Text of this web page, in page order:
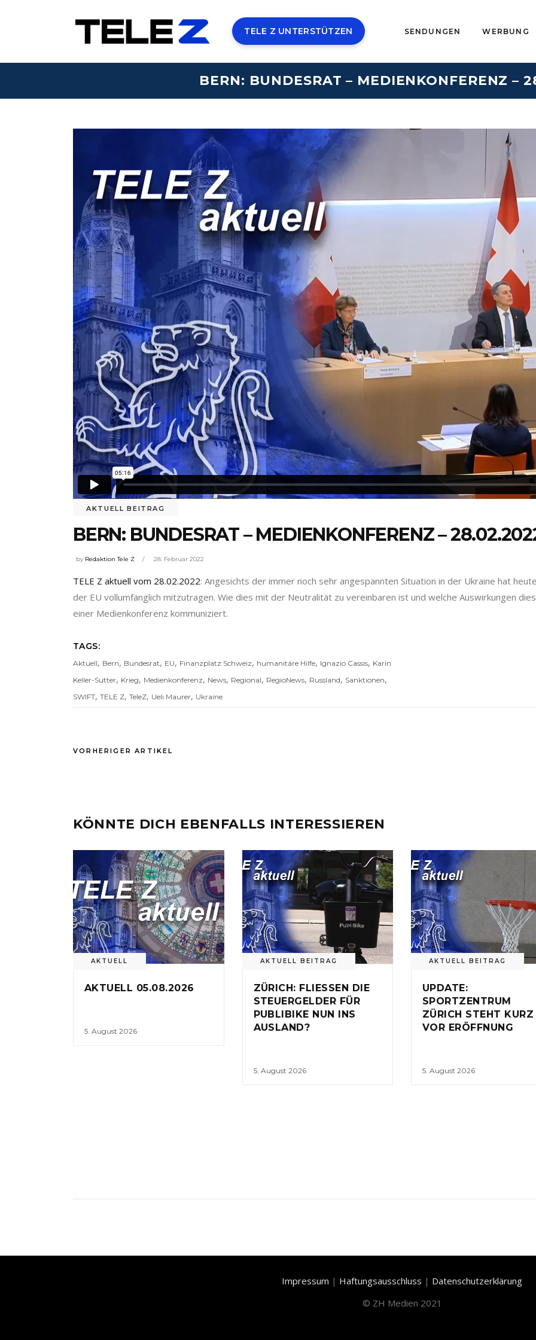
TELE Z UNTERSTÜTZEN SENDUNGEN WERBUNG
BERN: BUNDESRAT – MEDIENKONFERENZ –
AKTUELL BEITRAG
BERN: BUNDESRAT – MEDIENKONFERENZ –
by Redaktion Tele Z 28. Februar 2022
TELE Z aktuell vom 28.02.2022: Angesichts der immer noch sehr angespannten Situation in der Ukraine hat
der EU vollumfänglich mitzutragen. Wie dies mit der Neutralität zu vereinbaren ist und welche Auswirkungen
einer Medienkonferenz kommuniziert.
TAGS:
Aktuell, Bern, Bundesrat, EU, Finanzplatz Schweiz, humanitäre Hilfe, Ignazio Cassis, Karin
Keller-Sutter, Krieg, Medienkonferenz, News, Regional, RegioNews, Russland, Sanktionen,
SWIFT, TELE Z, TeleZ, Ueli Maurer, Ukraine
VORHERIGER ARTIKEL
KÖNNTE DICH EBENFALLS INTERESSIEREN
AKTUELL
AKTUELL 05.08.2026
5. August 2026
AKTUELL BEITRAG
ZÜRICH: FLIESSEN DIE
STEUERGELDER FÜR
PUBLIBIKE NUN INS
AUSLAND?
5. August 2026
AKTUELL BEITRAG
UPDATE:
SPORTZENTRUM
ZÜRICH STEHT KURZ
VOR ERÖFFNUNG
5. August 2026
Impressum | Haftungsausschluss | Datenschutzerklärung
© ZH Medien 2021